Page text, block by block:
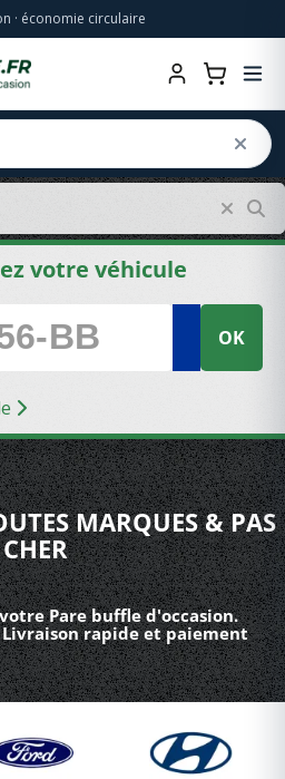
· économie circulaire
votre véhicule
OK
MARQUES & PAS
CHER
Pare buffle d'occasion.
rapide et paiement